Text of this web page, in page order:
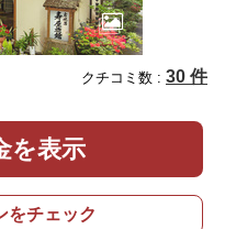
クチコミ数 : 30 件
を表示
をチェック